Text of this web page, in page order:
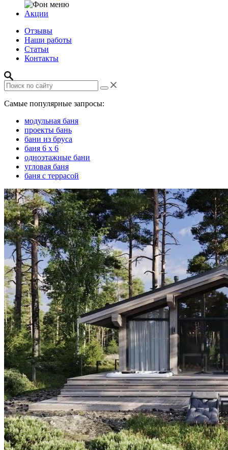
Акции
Отзывы
Наши работы
Статьи
Контакты
Самые популярные запросы:
модульная баня
проекты бань
бани из бруса
баня 6 х 6
одноэтажные бани
угловая баня
баня с террасой